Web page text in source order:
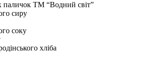
паличок ТМ “Водний світ”
сиру
соку
хліба